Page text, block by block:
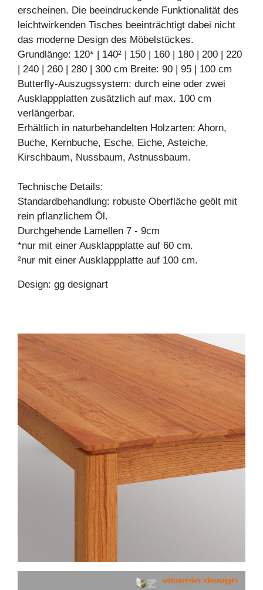
erscheinen. Die beeindruckende Funktionalität des
leichtwirkenden Tisches beeinträchtigt dabei nicht
das moderne Design des Möbelstückes.
Grundlänge: 120* | 140² | 150 | 160 | 180 | 200 | 220
| 240 | 260 | 280 | 300 cm Breite: 90 | 95 | 100 cm
Butterfly-Auszugssystem: durch eine oder zwei
Ausklappplatten zusätzlich auf max. 100 cm
verlängerbar.
Erhältlich in naturbehandelten Holzarten: Ahorn,
Buche, Kernbuche, Esche, Eiche, Asteiche,
Kirschbaum, Nussbaum, Astnussbaum.
Technische Details:
Standardbehandlung: robuste Oberfläche geölt mit
rein pflanzlichem Öl.
Durchgehende Lamellen 7 - 9cm
*nur mit einer Ausklappplatte auf 60 cm.
²nur mit einer Ausklappplatte auf 100 cm.
Design: gg designart